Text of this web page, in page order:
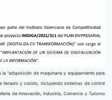
“adquisición de maquinaria y equipamiento para
llenado y cosido, incluyendo sistemas de control
de Innovación, Industria, Comercio y Turismo